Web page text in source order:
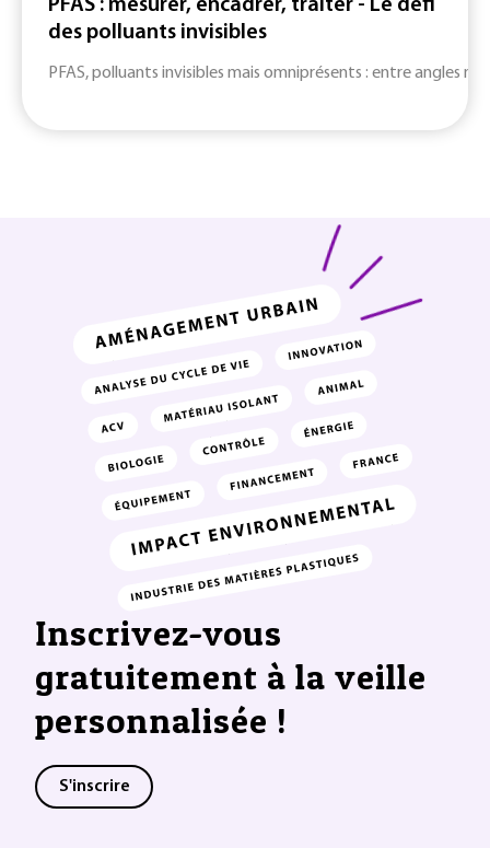
PFAS : mesurer, encadrer, traiter - Le défi
des polluants invisibles
PFAS, polluants invisibles mais omniprésents : entre angles
Inscrivez-vous
gratuitement à la veille
personnalisée !
S'inscrire